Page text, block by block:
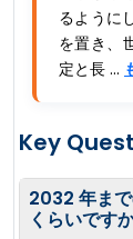
るように
を置き、
定と長 ...
Key
2032 年ま
くらいです